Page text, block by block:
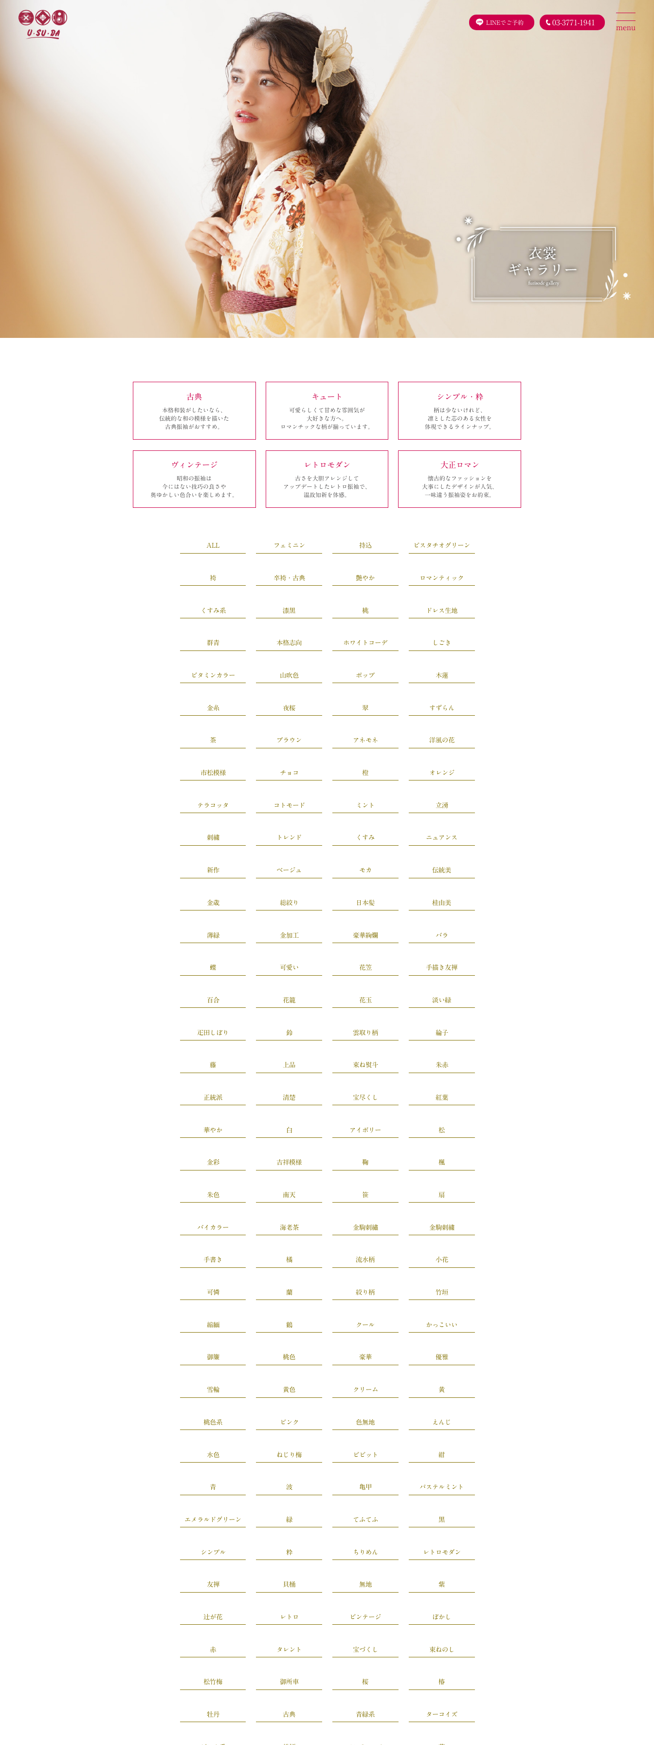
LINEでご予約 03-3771-1941
menu
古典
本格和装がしたいなら、
伝統的な和の模様を描いた
古典振袖がおすすめ。
キュート
可愛らしくて甘めな雰囲気が
大好きな方へ。
ロマンチックな柄が揃っています。
シンプル・粋
柄は少ないけれど、
凛とした芯のある女性を
体現できるラインナップ。
ヴィンテージ
昭和の振袖は
今にはない技巧の良さや
奥ゆかしい色合いを楽しめます。
レトロモダン
古さを大胆アレンジして
アップデートしたレトロ振袖で、
温故知新を体感。
大正ロマン
懐古的なファッションを
大事にしたデザインが人気、
一味違う振袖姿をお約束。
ALL フェミニン 持込 ピスタチオグリーン
袴 卒袴・古典 艶やか ロマンティック
くすみ系 漆黒 桃 ドレス生地
群青 本格志向 ホワイトコーデ しごき
ビタミンカラー 山吹色 ポップ 木蓮
金糸 夜桜 翠 すずらん
茶 ブラウン アネモネ 洋風の花
市松模様 チョコ 橙 オレンジ
テラコッタ コトモード ミント 立湧
刺繍 トレンド くすみ ニュアンス
新作 ベージュ モカ 伝統美
金歳 総絞り 日本髪 桂由美
薄緑 金加工 豪華絢爛 バラ
蝶 可愛い 花笠 手描き友禅
百合 花籠 花玉 淡い緑
疋田しぼり 鈴 雲取り柄 綸子
藤 上品 束ね熨斗 朱赤
正統派 清楚 宝尽くし 紅葉
華やか 白 アイボリー 松
金彩 吉祥模様 鞠 楓
朱色 南天 笹 扇
バイカラー 海老茶 金駒刺繡 金駒刺繍
手書き 橘 流水柄 小花
可憐 蘭 絞り柄 竹垣
縮緬 鶴 クール かっこいい
御簾 桃色 豪華 優雅
雪輪 黄色 クリーム 黄
桃色系 ピンク 色無地 えんじ
水色 ねじり梅 ビビット 紺
青 波 亀甲 パステルミント
エメラルドグリーン 緑 てふてふ 黒
シンプル 粋 ちりめん レトロモダン
友禅 貝桶 無地 紫
辻が花 レトロ ビンテージ ぼかし
赤 タレント 宝づくし 束ねのし
松竹梅 御所車 桜 椿
牡丹 古典 青緑系 ターコイズ